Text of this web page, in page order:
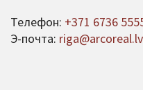
Телефон: +371 6736
Э-почта: riga@arcoreal.lv